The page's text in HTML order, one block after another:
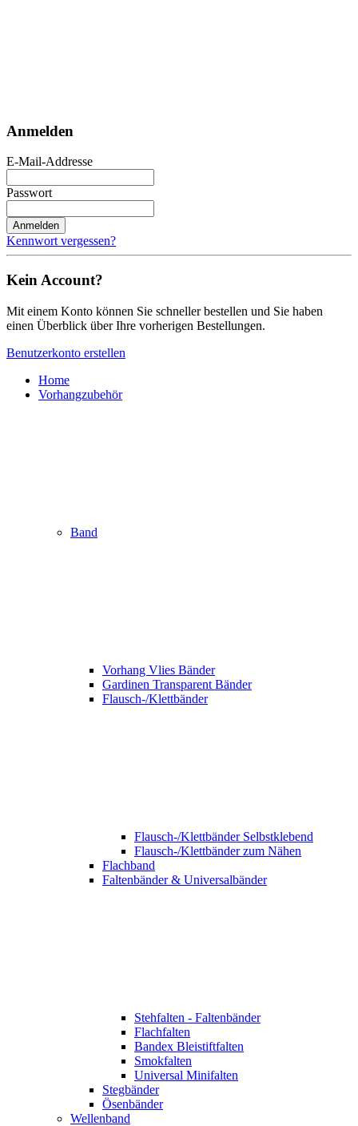
Anmelden
E-Mail-Addresse
Passwort
Anmelden
Kennwort vergessen?
Kein Account?
Mit einem Konto können Sie schneller bestellen und Sie haben
einen Überblick über Ihre vorherigen Bestellungen.
Benutzerkonto erstellen
Home
Vorhangzubehör
Band
Vorhang Vlies Bänder
Gardinen Transparent Bänder
Flausch-/Klettbänder
Flausch-/Klettbänder Selbstklebend
Flausch-/Klettbänder zum Nähen
Flachband
Faltenbänder & Universalbänder
Stehfalten - Faltenbänder
Flachfalten
Bandex Bleistiftfalten
Smokfalten
Universal Minifalten
Stegbänder
Ösenbänder
Wellenband